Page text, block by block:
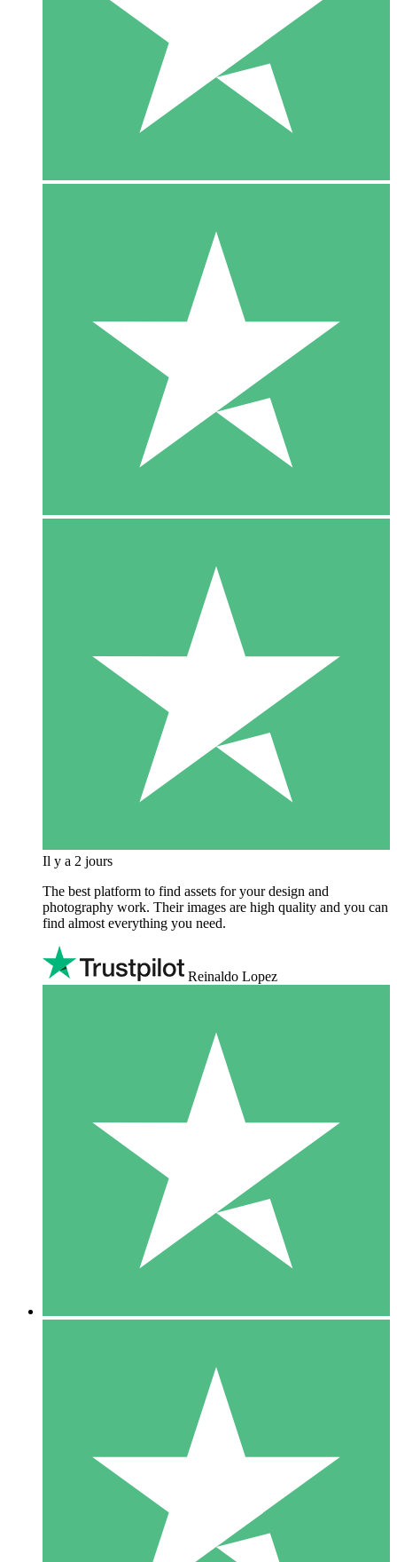
Il y a 2 jours
The best platform to find assets for your design and
photography work. Their images are high quality and you can
find almost everything you need.
Reinaldo Lopez